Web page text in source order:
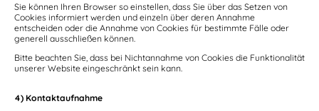
Sie können Ihren Browser so einstellen, dass Sie über das Setzen von
Cookies informiert werden und einzeln über deren Annahme
entscheiden oder die Annahme von Cookies für bestimmte Fälle oder
generell ausschließen können.
Bitte beachten Sie, dass bei Nichtannahme von Cookies die Funktionalität
unserer Website eingeschränkt sein kann.
4) Kontaktaufnahme